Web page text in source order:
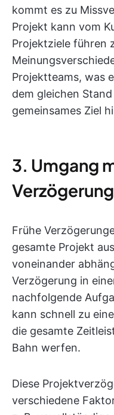
kommt es zu
Projekt kann vom
Projektziele führen
Projektteams, was
dem gleichen
gemeinsames Ziel
3. Umgang
Frühe
gesamte Projekt
voneinander
Verzögerung in
nachfolgende
kann schnell zu
die gesamte
Bahn werfen.
Diese
verschiedene